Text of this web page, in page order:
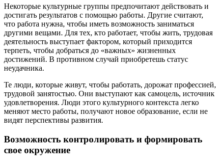
Некоторые культурные группы предпочитают действовать и
достигать результатов с помощью работы. Другие считают,
что работа нужна, чтобы иметь возможность заниматься
другими вещами. Для тех, кто работает, чтобы жить, трудовая
деятельность выступает фактором, который приходится
терпеть, чтобы добраться до «важных» жизненных
достижений. В противном случай приобретешь статус
неудачника.
Те люди, которые живут, чтобы работать, дорожат профессией,
трудовой занятостью. Они выступают как самоцель, источник
удовлетворения. Люди этого культурного контекста легко
меняют место работы, получают новое образование, если не
видят перспективы развития.
Возможность контролировать и формировать
свое окружение